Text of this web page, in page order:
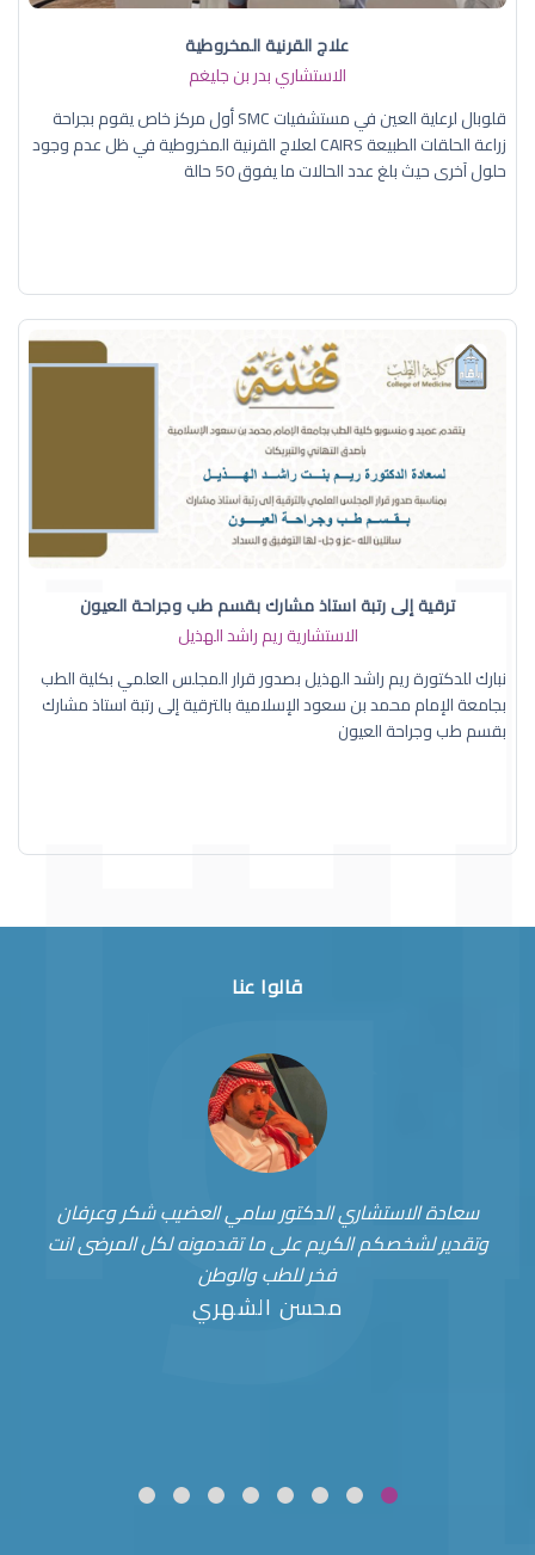
علاج القرنية المخروطية
الاستشاري بدر بن جليغم
قلوبال لرعاية العين في مستشفيات SMC أول مركز خاص يقوم بجراحة
زراعة الحلقات الطبيعة CAIRS لعلاج القرنية المخروطية في ظل عدم وجود
حلول آخرى حيث بلغ عدد الحالات ما يفوق 50 حالة
ترقية إلى رتبة استاذ مشارك بقسم طب وجراحة العيون
الاستشارية ريم راشد الهذيل
نبارك للدكتورة ريم راشد الهذيل بصدور قرار المجلس العلمي بكلية الطب
بجامعة الإمام محمد بن سعود الإسلامية بالترقية إلى رتبة استاذ مشارك
بقسم طب وجراحة العيون
قالوا عنا
سعادة الاستشاري الدكتور سامي العضيب شكر وعرفان
وتقدير لشخصكم الكريم على ما تقدمونه لكل المرضى انت
فخر للطب والوطن
محسن الشهري